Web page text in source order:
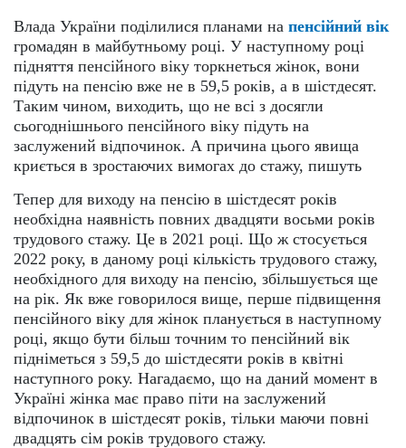
Влада України поділилися планами на пенсійний вік
громадян в майбутньому році. У наступному році
підняття пенсійного віку торкнеться жінок, вони
підуть на пенсію вже не в 59,5 років, а в шістдесят.
Таким чином, виходить, що не всі з досягли
сьогоднішнього пенсійного віку підуть на
заслужений відпочинок. А причина цього явища
криється в зростаючих вимогах до стажу, пишуть
Тепер для виходу на пенсію в шістдесят років
необхідна наявність повних двадцяти восьми років
трудового стажу. Це в 2021 році. Що ж стосується
2022 року, в даному році кількість трудового стажу,
необхідного для виходу на пенсію, збільшується ще
на рік. Як вже говорилося вище, перше підвищення
пенсійного віку для жінок планується в наступному
році, якщо бути більш точним то пенсійний вік
підніметься з 59,5 до шістдесяти років в квітні
наступного року. Нагадаємо, що на даний момент в
Україні жінка має право піти на заслужений
відпочинок в шістдесят років, тільки маючи повні
двадцять сім років трудового стажу.